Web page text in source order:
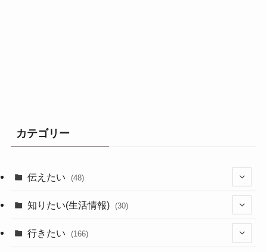
カテゴリー
伝えたい (48)
(44)
(1)
知りたい(生活情報) (30)
(10)
行きたい (166)